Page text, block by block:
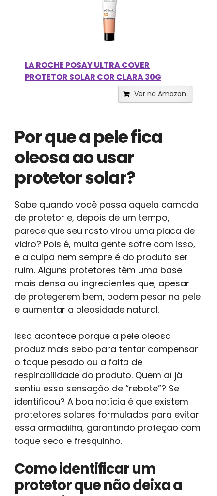
LA ROCHE POSAY ULTRA COVER
PROTETOR SOLAR COR CLARA 30G
Ver na Amazon
Por que a pele fica
oleosa ao usar
protetor solar?
Sabe quando você passa aquela camada
de protetor e, depois de um tempo,
parece que seu rosto virou uma placa de
vidro? Pois é, muita gente sofre com isso,
e a culpa nem sempre é do produto ser
ruim. Alguns protetores têm uma base
mais densa ou ingredientes que, apesar
de protegerem bem, podem pesar na pele
e aumentar a oleosidade natural.
Isso acontece porque a pele oleosa
produz mais sebo para tentar compensar
o toque pesado ou a falta de
respirabilidade do produto. Quem aí já
sentiu essa sensação de “rebote”? Se
identificou? A boa notícia é que existem
protetores solares formulados para evitar
essa armadilha, garantindo proteção com
toque seco e fresquinho.
Como identificar um
protetor que não deixa a